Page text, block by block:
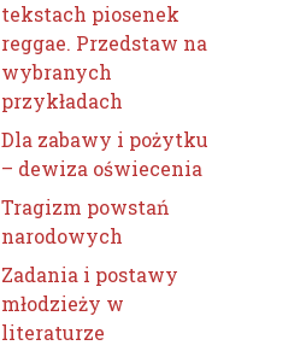
tekstach piosenek
reggae. Przedstaw na
wybranych
przykładach
Dla zabawy i pożytku
– dewiza oświecenia
Tragizm powstań
narodowych
Zadania i postawy
młodzieży w
literaturze